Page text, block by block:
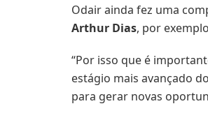
Odair ainda fez uma
Arthur Dias, por
“Por isso que é
estágio mais avançado
para gerar novas